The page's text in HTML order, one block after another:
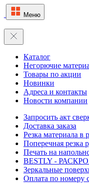
Меню
Каталог
Негорючие
Товары по акции
Новинки
Адреса и контакты
Новости компании
Запросить акт
Доставка заказа
Резка материала в
Поперечная резка
Печать на
BESTLY -
Зеркальные
Оплата по номеру